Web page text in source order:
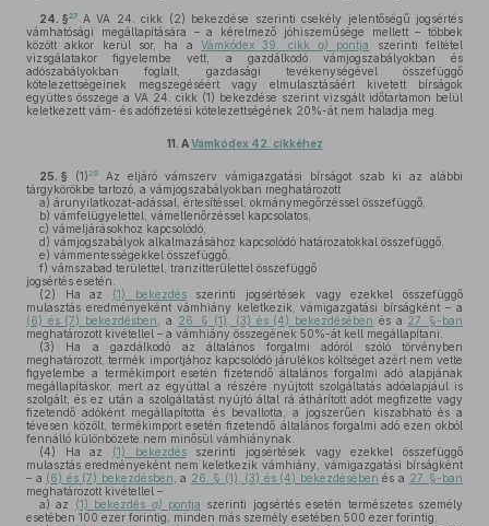
24. §27 A VA 24. cikk (2) bekezdése szerinti csekély jelentőségű jogsértés
vámhatósági megállapítására – a kérelmező jóhiszeműsége mellett – többek
között akkor kerül sor, ha a Vámkódex 39. cikk a) pontja
szerinti feltétel
vizsgálatakor figyelembe vett, a gazdálkodó vámjogszabályokban és
adószabályokban foglalt, gazdasági tevékenységével összefüggő
kötelezettségeinek megszegéséért vagy elmulasztásáért kivetett bírságok
együttes összege a VA 24. cikk (1) bekezdése szerint vizsgált időtartamon belül
keletkezett vám- és adófizetési kötelezettségének 20%-át nem haladja meg.
11. AVámkódex 42. cikkéhez
25. § (1) 28
Az eljáró vámszerv vámigazgatási bírságot szab ki az alábbi
tárgykörökbe tartozó, a vámjogszabályokban meghatározott
a) árunyilatkozat-adással, értesítéssel, okmánymegőrzéssel összefüggő,
b) vámfelügyelettel, vámellenőrzéssel kapcsolatos,
c) vámeljárásokhoz kapcsolódó,
d) vámjogszabályok alkalmazásához kapcsolódó határozatokkal összefüggő,
e) vámmentességekkel összefüggő,
f) vámszabad területtel, tranzitterülettel összefüggő
jogsértés esetén.
(2) Ha az (1) bekezdésszerinti jogsértések vagy ezekkel összefüggő
mulasztás eredményeként vámhiány keletkezik, vámigazgatási bírságként – a
(6) és (7) bekezdésben
, a 26. § (1), (3) és (4) bekezdésében és a 27. §-ban
meghatározott kivétellel – a vámhiány összegének 50%-át kell megállapítani.
(3) Ha a gazdálkodó az általános forgalmi adóról szóló törvényben
meghatározott, termék importjához kapcsolódó járulékos költséget azért nem vette
figyelembe a termékimport esetén fizetendő általános forgalmi adó alapjának
megállapításkor, mert az egyúttal a részére nyújtott szolgáltatás adóalapjául is
szolgált, és ez után a szolgáltatást nyújtó által rá áthárított adót megfizette vagy
fizetendő adóként megállapította és bevallotta, a jogszerűen kiszabható és a
tévesen közölt, termékimport esetén fizetendő általános forgalmi adó ezen okból
fennálló különbözete nem minősül vámhiánynak.
(4) Ha az (1) bekezdésszerinti jogsértések vagy ezekkel összefüggő
mulasztás eredményeként nem keletkezik vámhiány, vámigazgatási bírságként
– a (6) és (7) bekezdésben , a 26. § (1), (3) és (4) bekezdésében és a 27. §-ban
meghatározott kivétellel –
a) az (1) bekezdés a) pontja szerinti jogsértés esetén természetes személy
esetében 100 ezer forintig, minden más személy esetében 500 ezer forintig,